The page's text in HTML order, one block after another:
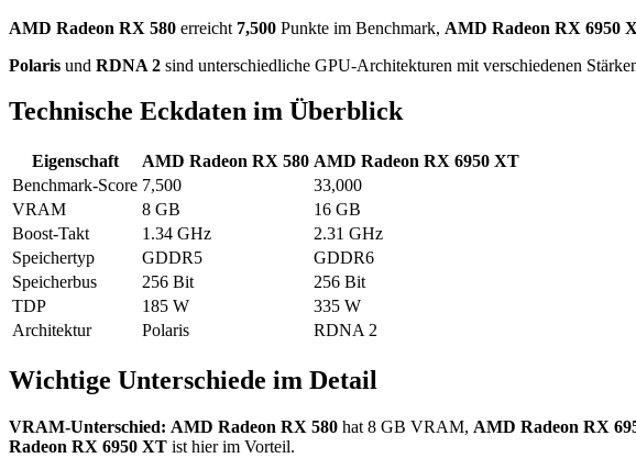
AMD Radeon RX 580 erreicht 7,500 Punkte im Benchmark, AMD Radeon RX 6950
Polaris und RDNA 2 sind unterschiedliche GPU-Architekturen mit verschiedenen
Technische Eckdaten im Überblick
Eigenschaft AMD Radeon RX 580 AMD Radeon RX 6950 XT
Benchmark-Score 7,500
33,000
VRAM
8 GB
16 GB
Boost-Takt
1.34 GHz
2.31 GHz
Speichertyp
GDDR5
GDDR6
Speicherbus
256 Bit
256 Bit
TDP
185 W
335 W
Architektur
Polaris RDNA 2
Wichtige Unterschiede im Detail
VRAM-Unterschied: AMD Radeon RX 580 hat 8 GB VRAM, AMD Radeon RX
Radeon RX 6950 XT ist hier im Vorteil.